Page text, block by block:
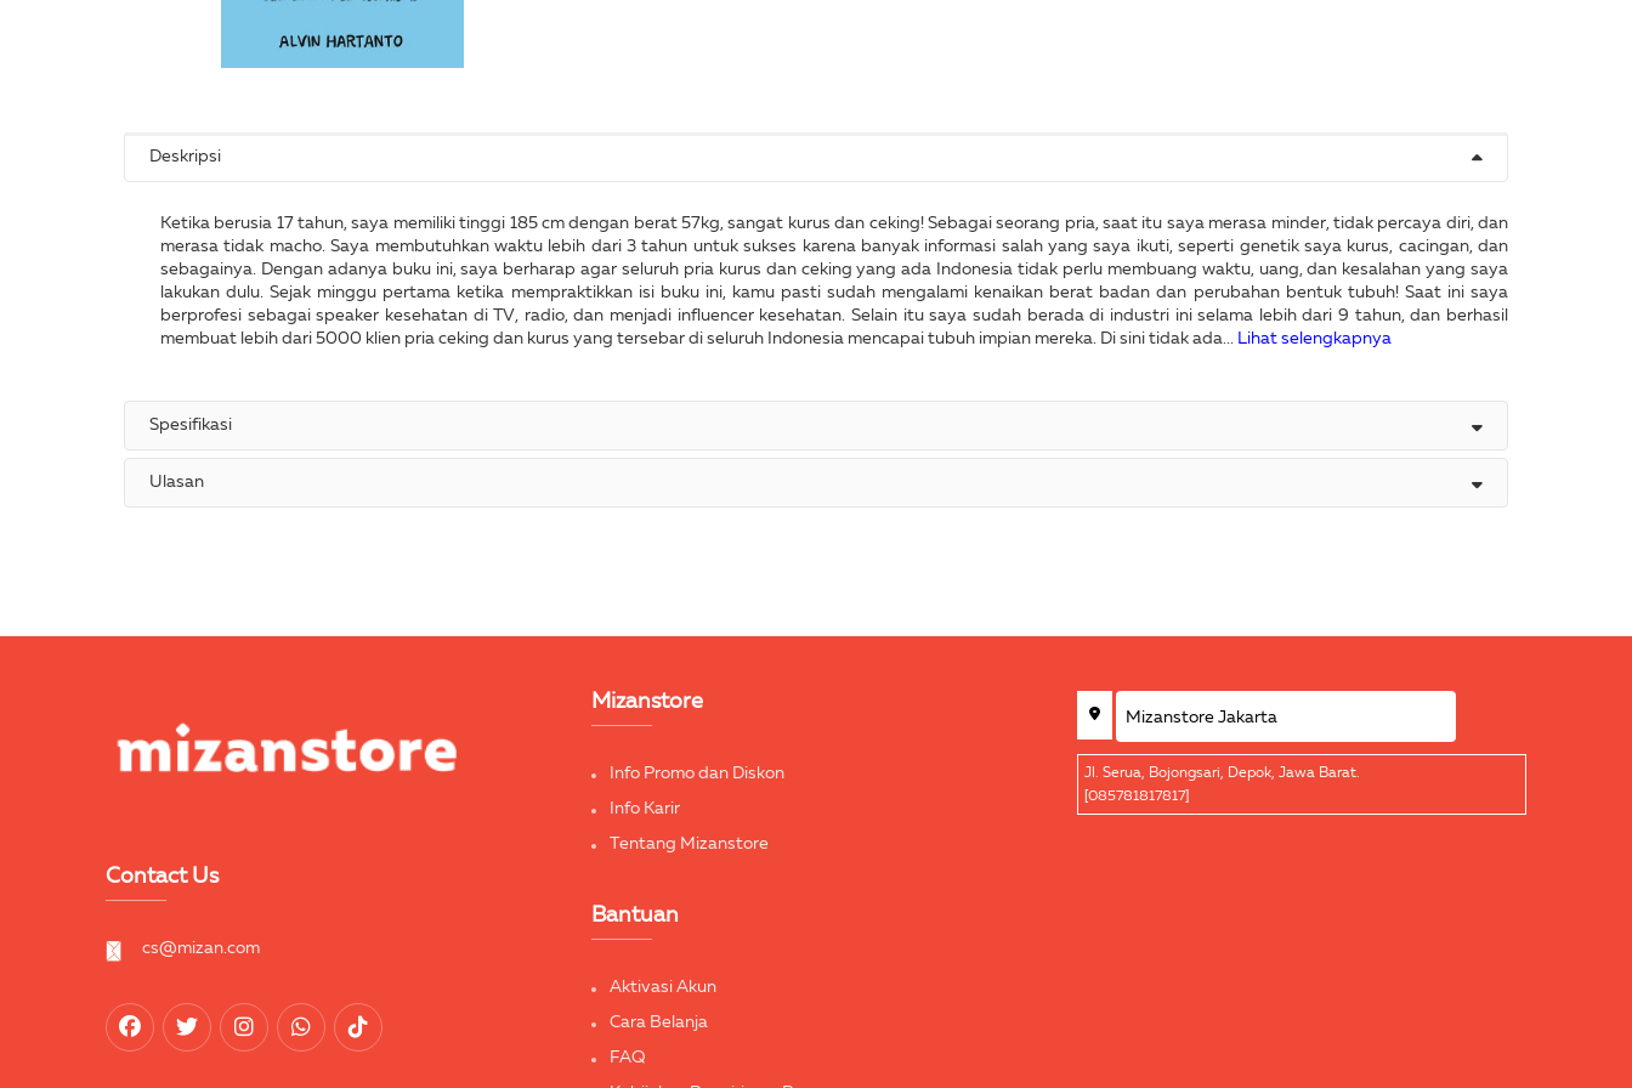
Deskripsi
Ketika berusia 17 tahun, saya memiliki tinggi 185 cm dengan berat 57kg, sangat kurus dan ceking! Sebagai seorang pria, saat itu saya merasa minder, tidak percaya diri, dan
merasa tidak macho. Saya membutuhkan waktu lebih dari 3 tahun untuk sukses karena banyak informasi salah yang saya ikuti, seperti genetik saya kurus, cacingan, dan
sebagainya. Dengan adanya buku ini, saya berharap agar seluruh pria kurus dan ceking yang ada Indonesia tidak perlu membuang waktu, uang, dan kesalahan yang saya
lakukan dulu. Sejak minggu pertama ketika mempraktikkan isi buku ini, kamu pasti sudah mengalami kenaikan berat badan dan perubahan bentuk tubuh! Saat ini saya
berprofesi sebagai speaker kesehatan di TV, radio, dan menjadi influencer kesehatan. Selain itu saya sudah berada di industri ini selama lebih dari 9 tahun, dan berhasil
membuat lebih dari 5000 klien pria ceking dan kurus yang tersebar di seluruh Indonesia mencapai tubuh impian mereka. Di sini tidak ada...
Lihat selengkapnya
Spesifikasi
Ulasan
Contact Us
cs@mizan.com
Mizanstore
Info Promo dan Diskon
Info Karir
Tentang Mizanstore
Bantuan
Aktivasi Akun
Cara Belanja
FAQ
Jl. Serua, Bojongsari, Depok, Jawa Barat.
[085781817817]